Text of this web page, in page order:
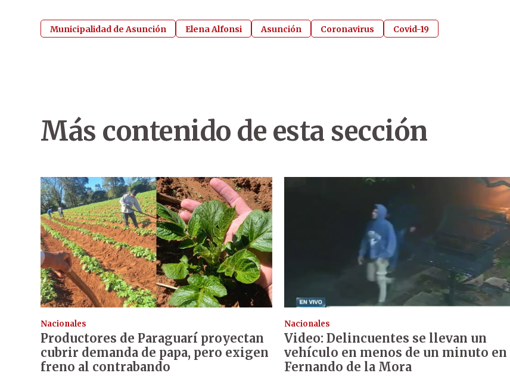
Municipalidad de Asunción Elena Alfonsi Asunción Coronavirus Covid-19
Más contenido de esta sección
Nacionales
Productores de Paraguarí proyectan
cubrir demanda de papa, pero exigen
freno al contrabando
Nacionales
Video: Delincuentes se llevan un
vehículo en menos de un minuto en
Fernando de la Mora